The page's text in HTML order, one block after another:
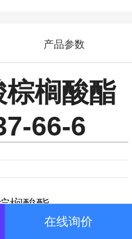
产品参数
榈酸酯
66-6
榈酸酯
抗坏血酸；L-抗坏
在线询价